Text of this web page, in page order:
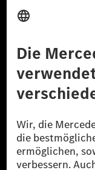
Datenschutz
© 2026 Mercedes-Benz
[1] Bilanziell CO₂-
reduzierte CO₂-
zertifizierte